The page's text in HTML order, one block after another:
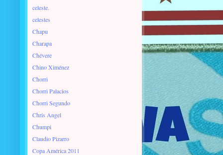
celeste.
celestes
Chapu
Charapa
Chévere
Chino Ximénez
Chorri
Chorri Palacios
Chorri Segundo
Chris Angel
Chumpi
Claudio Pizarro
Copa América 2011